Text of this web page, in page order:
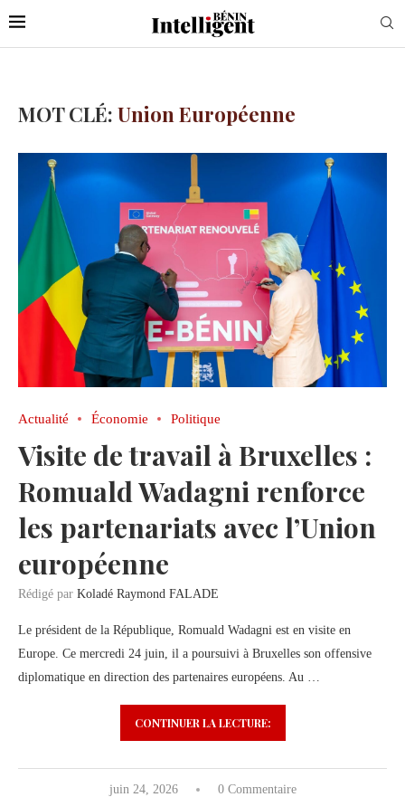
MOT CLÉ: Union Européenne
Actualité Économie Politique
Visite de travail à Bruxelles :
Romuald Wadagni renforce
les partenariats avec l’Union
européenne
Rédigé par Koladé Raymond FALADE
Le président de la République, Romuald Wadagni est en visite en
Europe. Ce mercredi 24 juin, il a poursuivi à Bruxelles son offensive
diplomatique en direction des partenaires européens. Au …
CONTINUER LA LECTURE:
juin 24, 2026 0 Commentaire